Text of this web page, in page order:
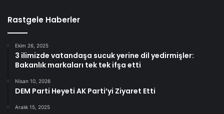
Rastgele Haberler
Ekim 26, 2025
3 ilimizde vatandaşa sucuk yerine dil yedirmişler:
Bakanlık markaları tek tek ifşa etti
Nisan 10, 2026
DEM Parti Heyeti AK Parti’yi Ziyaret Etti
Aralık 15, 2025